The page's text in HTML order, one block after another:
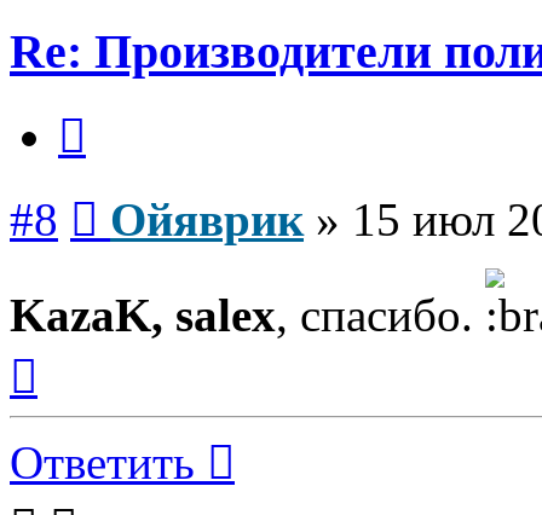
Re: Производители
#8 Ойяврик» 15 июл
KazaK, salex, спасибо.
началу
Ответить